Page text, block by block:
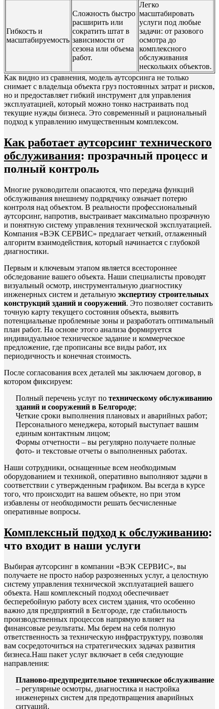
Гибкость и
масштабируемость
Сложность быстро
расширить или
сократить штат в
зависимости от
сезона или объема
работ.
Легко
масштабировать
услуги под любые
задачи: от разового
осмотра до
комплексного
обслуживания
нескольких объектов.
Как видно из сравнения, модель аутсорсинга не только
снимает с владельца объекта груз постоянных затрат и рисков,
но и предоставляет гибкий инструмент для управления
эксплуатацией, который можно тонко настраивать под
текущие нужды бизнеса. Это современный и рациональный
подход к управлению имущественным комплексом.
Как работает аутсорсинг технического
обслуживания: прозрачный процесс и
полный контроль
Многие руководители опасаются, что передача функций
обслуживания внешнему подрядчику означает потерю
контроля над объектом. В реальности профессиональный
аутсорсинг, напротив, выстраивает максимально прозрачную
и понятную систему управления технической эксплуатацией.
Компания «ВЭК СЕРВИС» предлагает четкий, отлаженный
алгоритм взаимодействия, который начинается с глубокой
диагностики.
Первым и ключевым этапом является всестороннее
обследование вашего объекта. Наши специалисты проводят
визуальный осмотр, инструментальную диагностику
инженерных систем и детальную экспертизу строительных
конструкций зданий и сооружений. Это позволяет составить
точную карту текущего состояния объекта, выявить
потенциальные проблемные зоны и разработать оптимальный
план работ. На основе этого анализа формируется
индивидуальное техническое задание и коммерческое
предложение, где прописаны все виды работ, их
периодичность и конечная стоимость.
После согласования всех деталей мы заключаем договор, в
котором фиксируем:
Полный перечень услуг по техническому обслуживанию
зданий и сооружений в Белгороде;
Четкие сроки выполнения плановых и аварийных работ;
Персонального менеджера, который выступает вашим
единым контактным лицом;
Формы отчетности – вы регулярно получаете полные
фото- и текстовые отчеты о выполненных работах.
Наши сотрудники, оснащенные всем необходимым
оборудованием и техникой, оперативно выполняют задачи в
соответствии с утвержденным графиком. Вы всегда в курсе
того, что происходит на вашем объекте, но при этом
избавлены от необходимости решать бесчисленные
оперативные вопросы.
Комплексный подход к обслуживанию:
что входит в наши услуги
Выбирая аутсорсинг в компании «ВЭК СЕРВИС», вы
получаете не просто набор разрозненных услуг, а целостную
систему управления технической эксплуатацией вашего
объекта. Наш комплексный подход обеспечивает
бесперебойную работу всех систем здания, что особенно
важно для предприятий в Белгороде, где стабильность
производственных процессов напрямую влияет на
финансовые результаты. Мы берем на себя полную
ответственность за техническую инфраструктуру, позволяя
вам сосредоточиться на стратегических задачах развития
бизнеса.Наш пакет услуг включает в себя следующие
направления:
Планово-предупредительное техническое обслуживание
– регулярные осмотры, диагностика и настройка
инженерных систем для предотвращения аварийных
ситуаций.